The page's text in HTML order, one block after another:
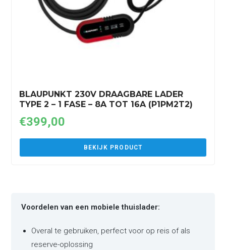
BLAUPUNKT 230V DRAAGBARE LADER
TYPE 2 – 1 FASE – 8A TOT 16A (P1PM2T2)
€399,00
BEKIJK PRODUCT
Voordelen van een mobiele thuislader:
Overal te gebruiken, perfect voor op reis of als
reserve-oplossing